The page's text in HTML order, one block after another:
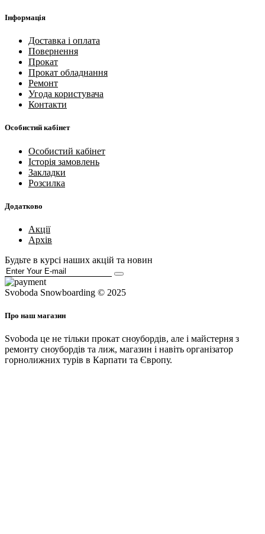
Інформація
Доставка і оплата
Повернення
Прокат
Прокат обладнання
Ремонт
Угода користувача
Контакти
Особистий кабінет
Особистий кабінет
Історія замовлень
Закладки
Розсилка
Додатково
Акції
Архів
Будьте в курсі наших акцій та новин
Svoboda Snowboarding © 2025
Про наш магазин
Svoboda це не тільки прокат сноубордів, але і майстерня з
ремонту сноубордів та лиж, магазин і навіть організатор
горнолижних турів в Карпати та Європу.